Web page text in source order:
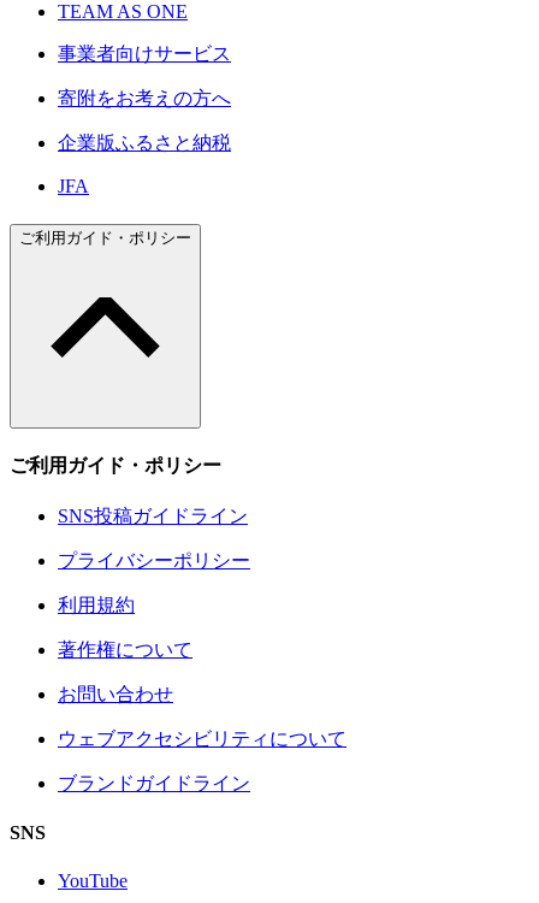
TEAM AS ONE
事業者向けサービス
寄附をお考えの方へ
企業版ふるさと納税
JFA
ご利用ガイド・ポリシー
ご利用ガイド・ポリシー
SNS投稿ガイドライン
プライバシーポリシー
利用規約
著作権について
お問い合わせ
ウェブアクセシビリティについて
ブランドガイドライン
SNS
YouTube